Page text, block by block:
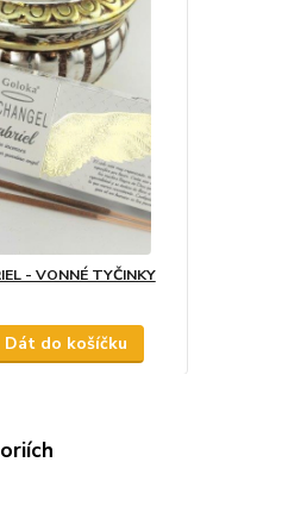
- VONNÉ TYČINKY
Dát do košíčku